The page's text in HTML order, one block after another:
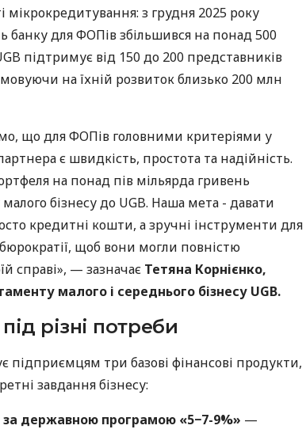
мікрокредитування: з грудня 2025 року
банку для ФОПів збільшився на понад 500
підтримує від 150 до 200 представників
на їхній розвиток близько 200 млн
що для ФОПів головними критеріями у
є швидкість, простота та надійність.
на понад пів мільярда гривень
бізнесу до UGB. Наша мета - давати
кредитні кошти, а зручні інструменти для
щоб вони могли повністю
справі», — зазначає Тетяна Корнієнко,
малого і середнього бізнесу UGB.
різні потреби
підприємцям три базові фінансові продукти,
завдання бізнесу:
державною програмою «5−7-9%» —